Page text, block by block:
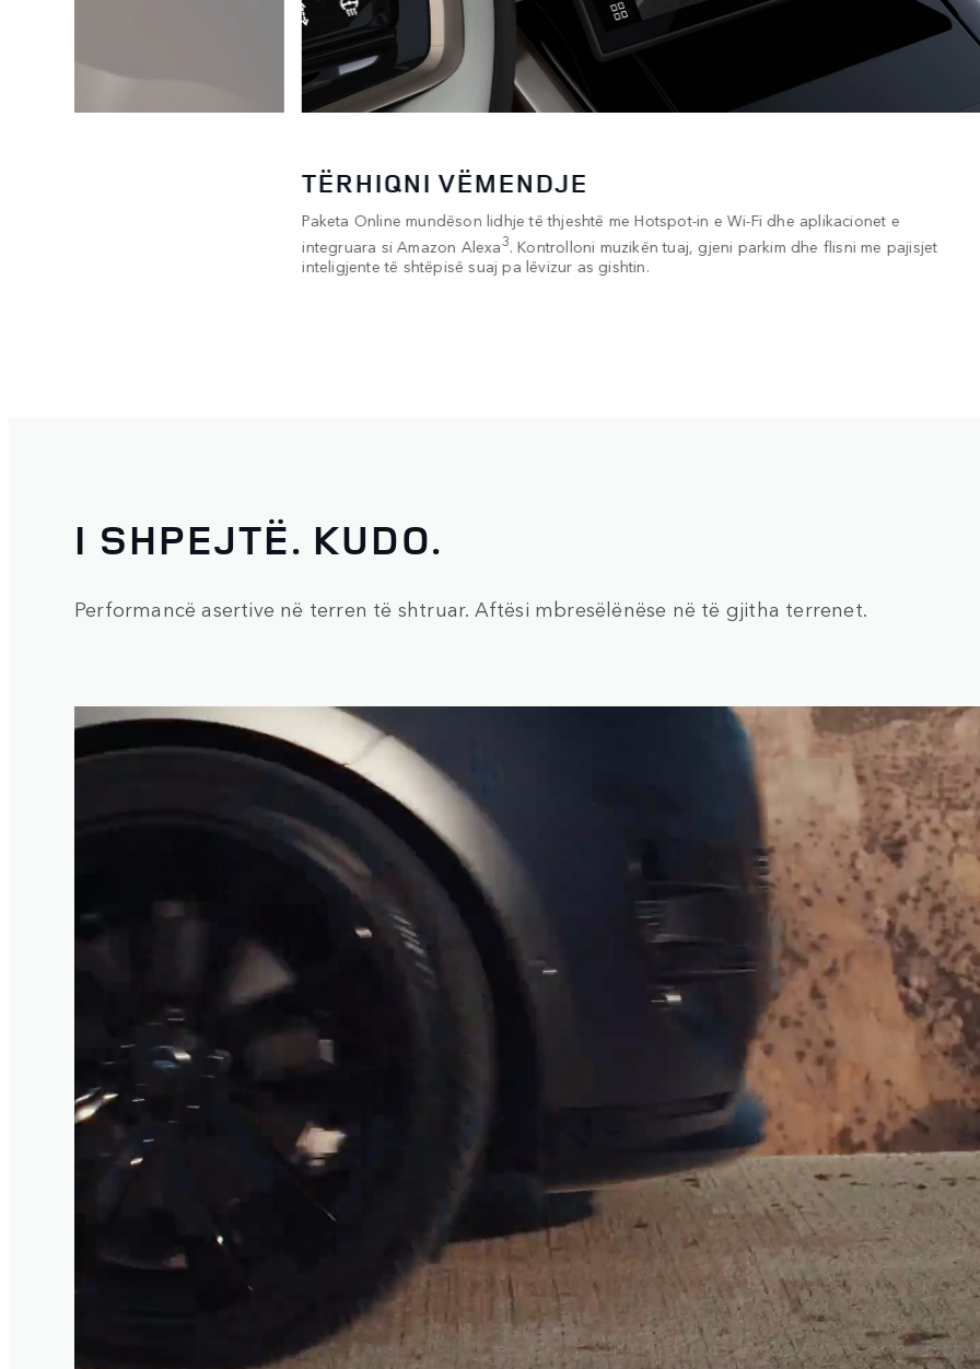
TËRHIQNI VËMENDJE
Paketa Online mundëson lidhje të thjeshtë me Hotspot-in e Wi-Fi dhe aplikacionet e
integruara si Amazon Alexa3. Kontrolloni muzikën tuaj, gjeni parkim dhe flisni me pajisjet
inteligjente të shtëpisë suaj pa lëvizur as gishtin.
I SHPEJTË. KUDO.
Performancë asertive në terren të shtruar. Aftësi mbresëlënëse në të gjitha terrenet.